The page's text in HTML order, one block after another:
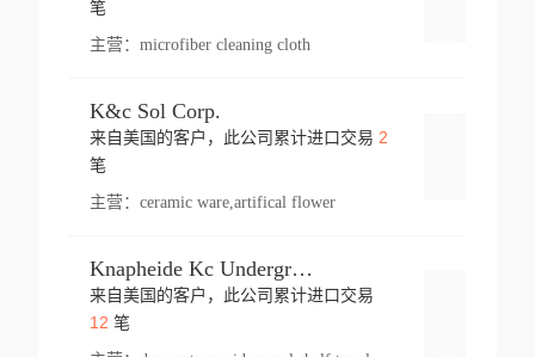
笔
主营： microfiber cleaning cloth
K&c Sol Corp.
来自美国的客户，此公司累计进口交易 2
笔
主营： ceramic ware,artifical flower
Knapheide Kc Underground
来自美国的客户，此公司累计进口交易
12 笔